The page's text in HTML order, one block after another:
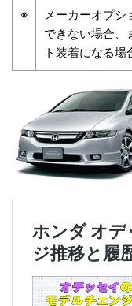
※
メーカーオプシ
できない場合、
ト装着になる場